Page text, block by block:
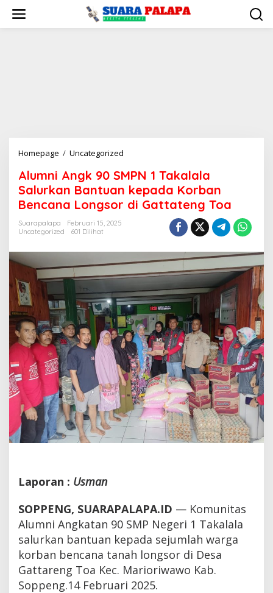
konten
Homepage / Uncategorized
90
SMPN
kepada
Korban
Bencana
Longsor
di
Gattateng
Toa
Alumni Angk 90 SMPN 1 Takalala
Salurkan Bantuan kepada Korban
Bencana Longsor di Gattateng Toa
Suarapalapa
Februari 15, 2025
Uncategorized
601 Dilihat
Laporan : Usman
SOPPENG, SUARAPALAPA.ID — Komunitas
Alumni Angkatan 90 SMP Negeri 1 Takalala
salurkan bantuan kepada sejumlah warga
korban bencana tanah longsor di Desa
Gattareng Toa Kec. Marioriwawo Kab.
Soppeng.14 Februari 2025.